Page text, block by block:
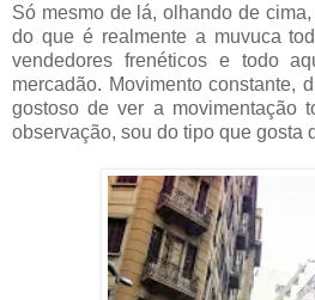
Só mesmo de lá, olhando de
do que é realmente a muvuca
vendedores frenéticos e todo
mercadão. Movimento constante,
gostoso de ver a movimentação
observação, sou do tipo que gosta